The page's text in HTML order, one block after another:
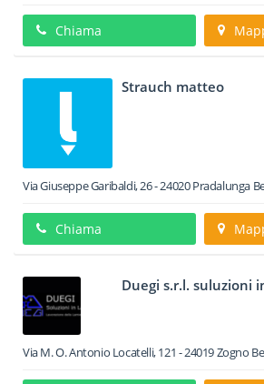
Chiama
Strauch matteo
Via Giuseppe Garibaldi, 26-24020Pradalunga
Chiama
Duegi s.r.l. suluzioni
Via M. O. Antonio Locatelli, 121 -24019Zogno